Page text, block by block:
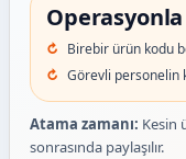
Birebir ürün kodu
Görevli personelin
Atama zamanı: Kesin
sonrasında paylaşılır.